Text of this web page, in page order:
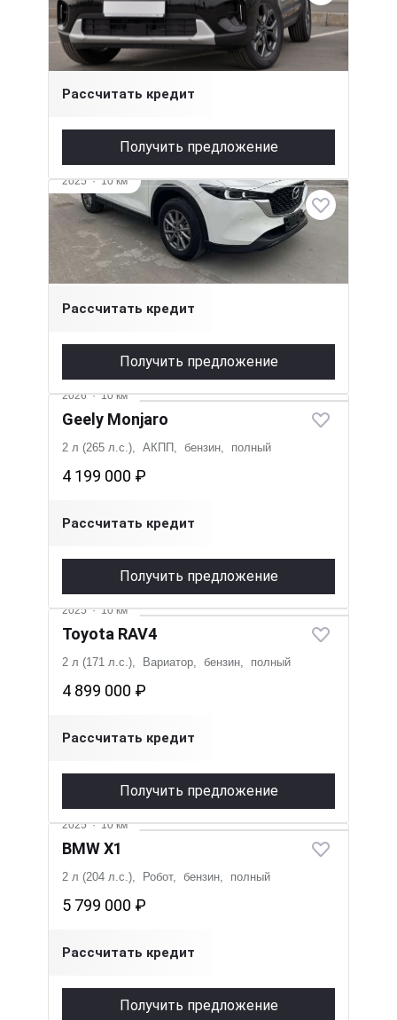
1.5 л (115 л.с.), Вариатор, бензин, передний
3 299 000 ₽
Рассчитать кредит
Получить предложение
2025·10 км
Mazda CX-5
2 л (155 л.с.), АКПП, бензин, передний
3 900 000 ₽
Рассчитать кредит
Получить предложение
2026·10 км
Geely Monjaro
2 л (265 л.с.), АКПП, бензин, полный
4 199 000 ₽
Рассчитать кредит
Получить предложение
2025·10 км
Toyota RAV4
2 л (171 л.с.), Вариатор, бензин, полный
4 899 000 ₽
Рассчитать кредит
Получить предложение
2025·10 км
BMW X1
2 л (204 л.с.), Робот, бензин, полный
5 799 000 ₽
Рассчитать кредит
Получить предложение